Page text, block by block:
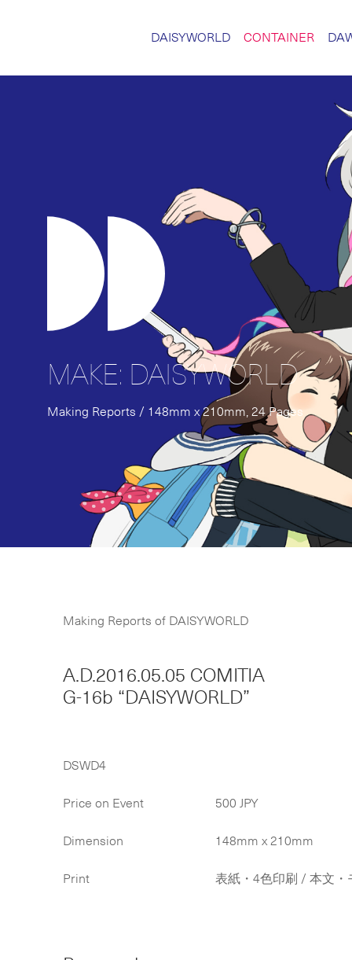
DAISYWORLD CONTAINER
MAKE: DAISYWORLD
Making Reports / 148mm x 210mm, 24 Pages
Making Reports of DAISYWORLD
A.D.2016.05.05 COMITIA
G-16b “DAISYWORLD”
DSWD4
Price on Event 500 JPY
Dimension 148mm x 210mm
Print 表紙・4色印刷 / 本文